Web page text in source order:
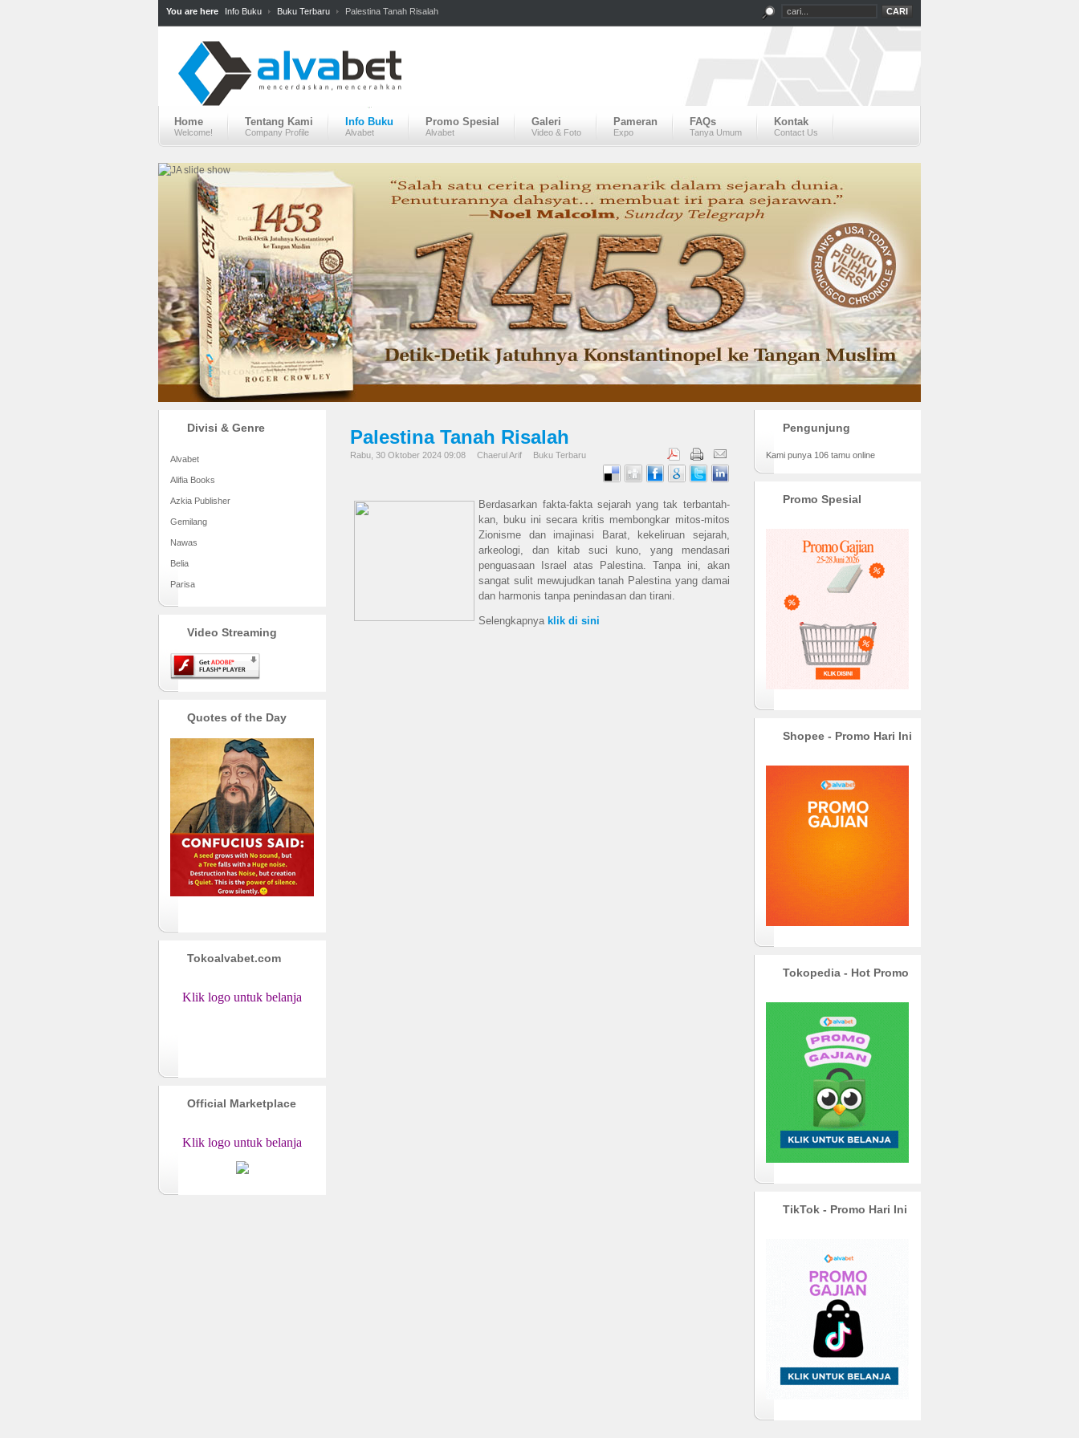
You are here Info Buku Buku Terbaru Palestina Tanah Risalah
Home
Welcome!
Tentang Kami
Company Profile
Info Buku
Alvabet
Promo Spesial
Alvabet
Galeri
Video & Foto
Pameran
Expo
FAQs
Tanya Umum
Kontak
Contact Us
Palestina Tanah Risalah
Rabu, 30 Oktober 2024 09:08 Chaerul Arif Buku Terbaru
Berdasarkan fakta-fakta sejarah yang tak terbantah-
kan, buku ini secara kritis membongkar mitos-mitos
Zionisme dan imajinasi Barat, kekeliruan sejarah,
arkeologi, dan kitab suci kuno, yang mendasari
penguasaan Israel atas Palestina. Tanpa ini, akan
sangat sulit mewujudkan tanah Palestina yang damai
dan harmonis tanpa penindasan dan tirani.
Selengkapnya klik di sini
Divisi & Genre
Alvabet
Alifia Books
Azkia Publisher
Gemilang
Nawas
Belia
Parisa
Video Streaming
Quotes of the Day
Tokoalvabet.com
Klik logo untuk belanja
Official Marketplace
Klik logo untuk belanja
Pengunjung
Kami punya 106 tamu online
Promo Spesial
Shopee - Promo Hari Ini
Tokopedia - Hot Promo
TikTok - Promo Hari Ini